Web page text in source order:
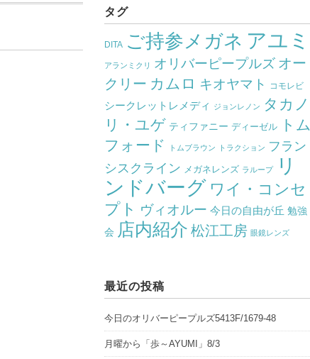
タグ
DITA ご持参メガネ アユミ
アランミクリ オリバーピープルズ オー
クリー カムロ キオヤマト コモレビ
シークレットレメディ ジョンレノン タカノ
リ・ユゲ ティファニー ディーゼル
トム
フォード
トムブラウン トラクション フラン
シスクライン メガネレンズ ラループ
リ
ンドバーグ ワイ・コンセ
プト ヴィオルー 今日の自由が丘 勉強
会 店内紹介 松江工房 眼鏡レンズ
最近の投稿
今日のオリバーピープルズ5413F/1679-48
月曜から「歩～AYUMI」8/3